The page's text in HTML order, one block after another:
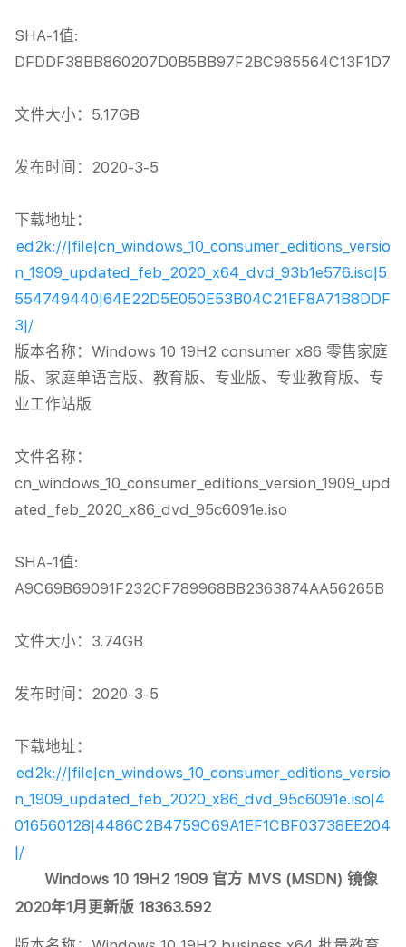
SHA-1值:
DFDDF38BB860207D0B5BB97F2BC985564C13F1D7
文件大小：5.17GB
发布时间：2020-3-5
下载地址：
ed2k://|file|cn_windows_10_consumer_editions_versio
n_1909_updated_feb_2020_x64_dvd_93b1e576.iso|5
554749440|64E22D5E050E53B04C21EF8A71B8DDF
3|/
版本名称：Windows 10 19H2 consumer x86 零售家庭
版、家庭单语言版、教育版、专业版、专业教育版、专
业工作站版
文件名称：
cn_windows_10_consumer_editions_version_1909_upd
ated_feb_2020_x86_dvd_95c6091e.iso
SHA-1值:
A9C69B69091F232CF789968BB2363874AA56265B
文件大小：3.74GB
发布时间：2020-3-5
下载地址：
ed2k://|file|cn_windows_10_consumer_editions_versio
n_1909_updated_feb_2020_x86_dvd_95c6091e.iso|4
016560128|4486C2B4759C69A1EF1CBF03738EE204
|/
Windows 10 19H2 1909 官方 MVS (MSDN) 镜像
2020年1月更新版 18363.592